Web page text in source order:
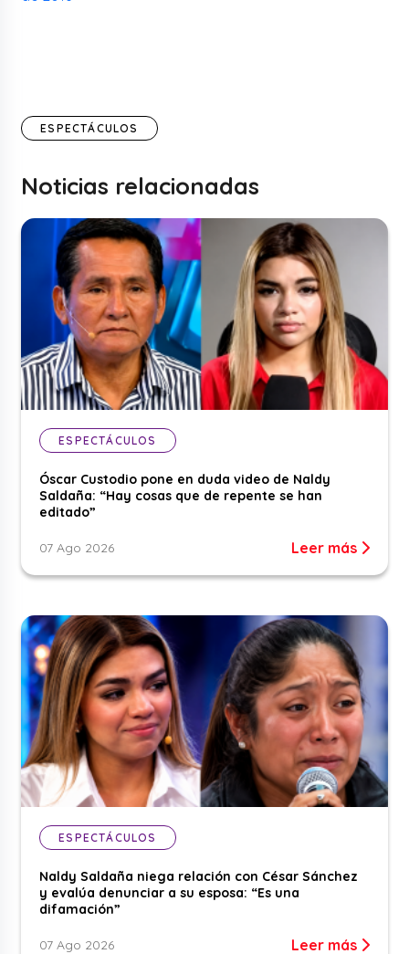
ESPECTÁCULOS
Noticias relacionadas
ESPECTÁCULOS
Óscar Custodio pone en duda video de Naldy
Saldaña: “Hay cosas que de repente se han
editado”
07 Ago 2026 Leer más
ESPECTÁCULOS
Naldy Saldaña niega relación con César Sánchez
y evalúa denunciar a su esposa: “Es una
difamación”
07 Ago 2026 Leer más